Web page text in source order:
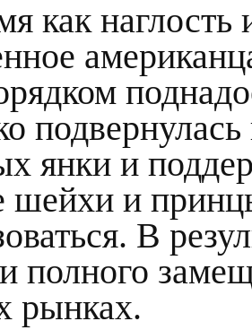
как наглость
янки и
шейхи и
В
полного
рынках.